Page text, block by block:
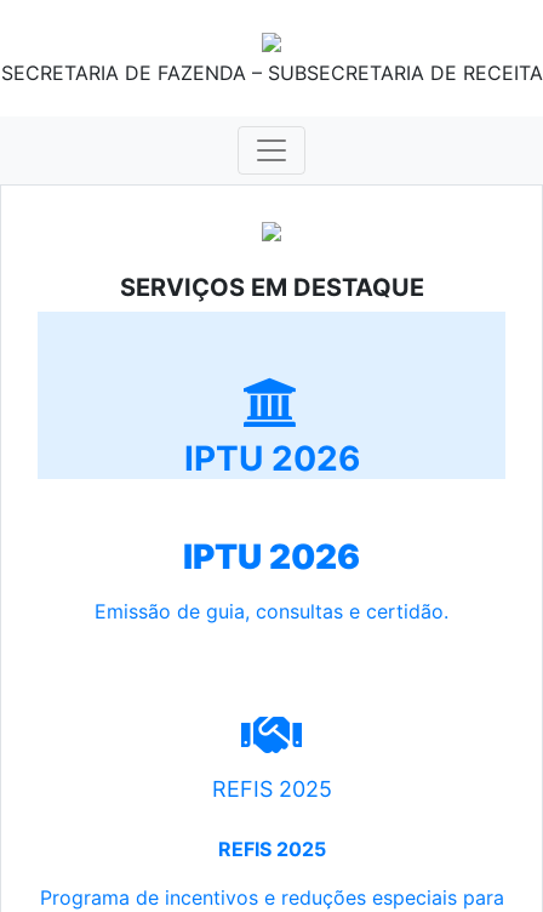
SECRETARIA DE FAZENDA – SUBSECRETARIA DE RECEITA
SERVIÇOS EM DESTAQUE
IPTU 2026
IPTU 2026
Emissão de guia, consultas e certidão.
REFIS 2025
REFIS 2025
Programa de incentivos e reduções especiais para